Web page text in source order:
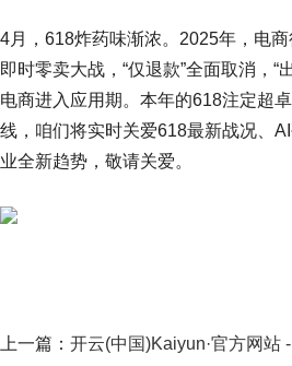
4月，618炸药味渐浓。2025年，电
即时零卖大战，“仅退款”全面取消，“
电商进入应用期。本年的618注定超
线，咱们将实时关爱618最新战况、
业全新趋势，敬请关爱。
上一篇： 开云(中国)Kaiyun·官方网站